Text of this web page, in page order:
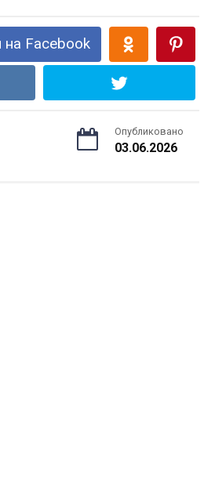
на Facebook
Опубликовано
03.06.2026